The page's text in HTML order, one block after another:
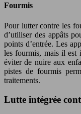
Fourmis
Pour lutter contre les
d’utiliser des appâts
points d’entrée. Les
les fourmis, mais il est
éviter de nuire aux
pistes de fourmis
traitements.
Lutte intégrée